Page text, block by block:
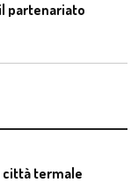
partenariato
città termale